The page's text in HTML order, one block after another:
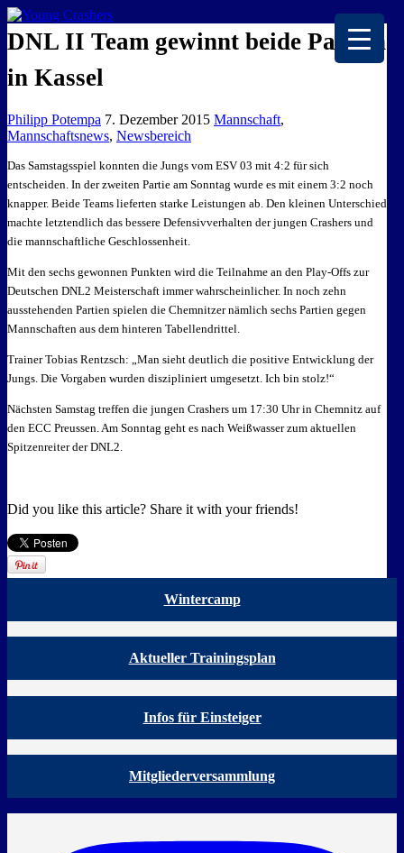
EISKALTE LEIDENSCHAFT
DNL II Team gewinnt beide Partien
in Kassel
Philipp Potempa 7. Dezember 2015 Mannschaft,
Mannschaftsnews, Newsbereich
Das Samstagsspiel konnten die Jungs vom ESV 03 mit 4:2 für sich
entscheiden. In der zweiten Partie am Sonntag wurde es mit einem 3:2 noch
knapper. Beide Teams lieferten starke Leistungen ab. Den kleinen Unterschied
machte letztendlich das bessere Defensivverhalten der jungen Crashers und
die mannschaftliche Geschlossenheit.
Mit den sechs gewonnen Punkten wird die Teilnahme an den Play-Offs zur
Deutschen DNL2 Meisterschaft immer wahrscheinlicher. In noch zehn
ausstehenden Partien spielen die Chemnitzer nämlich sechs Partien gegen
Mannschaften aus dem hinteren Tabellendrittel.
Trainer Tobias Rentzsch: „Man sieht deutlich die positive Entwicklung der
Jungs. Die Vorgaben wurden diszipliniert umgesetzt. Ich bin stolz!“
Nächsten Samstag treffen die jungen Crashers um 17:30 Uhr in Chemnitz auf
den ECC Preussen. Am Sonntag geht es nach Weißwasser zum aktuellen
Spitzenreiter der DNL2.
Did you like this article? Share it with your friends!
Wintercamp
Aktueller Trainingsplan
Infos für Einsteiger
Mitgliederversammlung